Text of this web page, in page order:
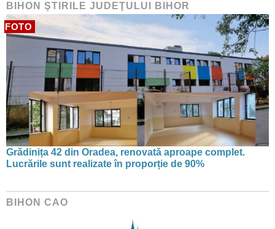
BIHON ŞTIRILE JUDEŢULUI BIHOR
FOTO
Grădinița 42 din Oradea, renovată aproape complet.
Lucrările sunt realizate în proporție de 90%
BIHON CAO